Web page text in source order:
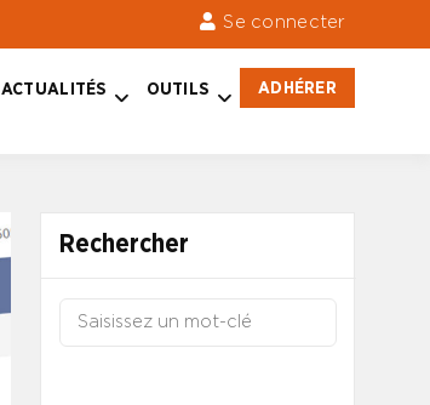
Se connecter
ACTUALITÉS OUTILS ADHÉRER
Rechercher